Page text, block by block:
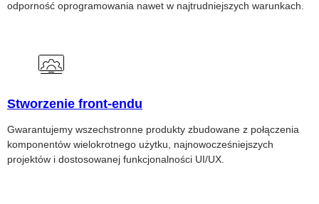
odporność oprogramowania nawet w najtrudniejszych warunkach.
Stworzenie front-endu
Gwarantujemy wszechstronne produkty zbudowane z połączenia
komponentów wielokrotnego użytku, najnowocześniejszych
projektów i dostosowanej funkcjonalności UI/UX.